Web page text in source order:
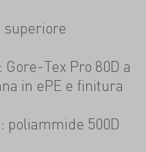
superiore
Tex Pro 80D a
in ePE e finitura
poliammide 500D